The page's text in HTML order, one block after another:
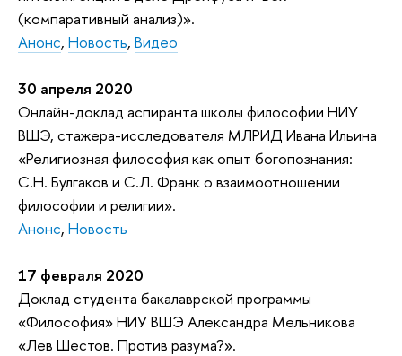
(компаративный анализ)».
Анонс, Новость, Видео
30 апреля 2020
Онлайн-доклад аспиранта школы философии НИУ
ВШЭ, стажера-исследователя МЛРИД Ивана Ильина
«Религиозная философия как опыт богопознания:
С.Н. Булгаков и С.Л. Франк о взаимоотношении
философии и религии».
Анонс, Новость
17 февраля 2020
Доклад студента бакалаврской программы
«Философия» НИУ ВШЭ Александра Мельникова
«Лев Шестов. Против разума?».